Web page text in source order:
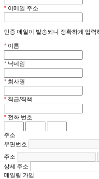
* 이메일 주소
인증 메일이 발송되니 정확하게 입력
* 이름
* 닉네임
* 회사명
* 직급/직책
* 전화 번호
주소
우편번호
주소
상세 주소
메일링 가입